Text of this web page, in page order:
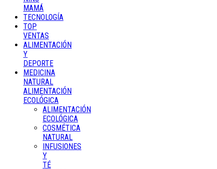
MAMÁ
TECNOLOGÍA
TOP
VENTAS
ALIMENTACIÓN
Y
DEPORTE
MEDICINA
NATURAL
ALIMENTACIÓN
ECOLÓGICA
ALIMENTACIÓN
ECOLÓGICA
COSMÉTICA
NATURAL
INFUSIONES
Y
TÉ